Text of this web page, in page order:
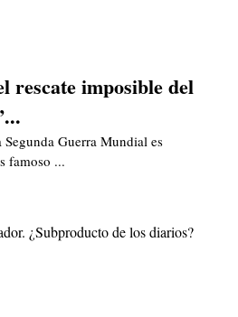
rescate imposible del
Guerra Mundial es
famoso ...